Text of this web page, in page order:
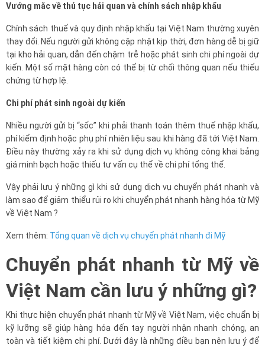
Vướng mắc về thủ tục hải quan và chính sách nhập khẩu
Chính sách thuế và quy định nhập khẩu tại Việt Nam thường xuyên
thay đổi. Nếu người gửi không cập nhật kịp thời, đơn hàng dễ bị giữ
tại kho hải quan, dẫn đến chậm trễ hoặc phát sinh chi phí ngoài dự
kiến. Một số mặt hàng còn có thể bị từ chối thông quan nếu thiếu
chứng từ hợp lệ.
Chi phí phát sinh ngoài dự kiến
Nhiều người gửi bị “sốc” khi phải thanh toán thêm thuế nhập khẩu,
phí kiểm định hoặc phụ phí nhiên liệu sau khi hàng đã tới Việt Nam.
Điều này thường xảy ra khi sử dụng dịch vụ không công khai bảng
giá minh bạch hoặc thiếu tư vấn cụ thể về chi phí tổng thể.
Vậy phải lưu ý những gì khi sử dụng dịch vụ chuyển phát nhanh và
làm sao để giảm thiểu rủi ro khi chuyển phát nhanh hàng hóa từ Mỹ
về Việt Nam ?
Xem thêm: Tổng quan về dịch vụ chuyển phát nhanh đi Mỹ
Chuyển phát nhanh từ Mỹ về
Việt Nam cần lưu ý những gì?
Khi thực hiện chuyển phát nhanh từ Mỹ về Việt Nam, việc chuẩn bị
kỹ lưỡng sẽ giúp hàng hóa đến tay người nhận nhanh chóng, an
toàn và tiết kiệm chi phí. Dưới đây là những điều bạn nên lưu ý để